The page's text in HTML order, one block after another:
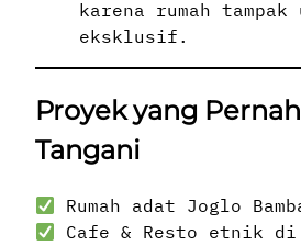
karena rumah
eksklusif.
Proyek yang
Tangani
Rumah adat Joglo
Cafe & Resto etnik di